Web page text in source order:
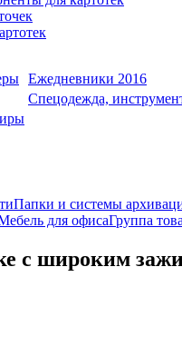
Ежедневники 2016
Спецодежда,
Папки и системы
для офисаГруппа
с широким